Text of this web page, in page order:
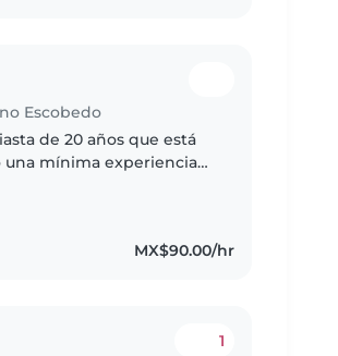
Escobedo
de 20 años que está
una mínima experiencia
MX$90.00/hr
1